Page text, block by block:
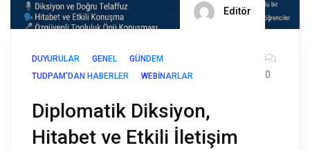
Editör
DUYURULAR GENEL
GÜNDEM
TUDPAM'DAN HABERLER
WEBINARLAR 0
Diplomatik Diksiyon,
Hitabet ve Etkili İletişim